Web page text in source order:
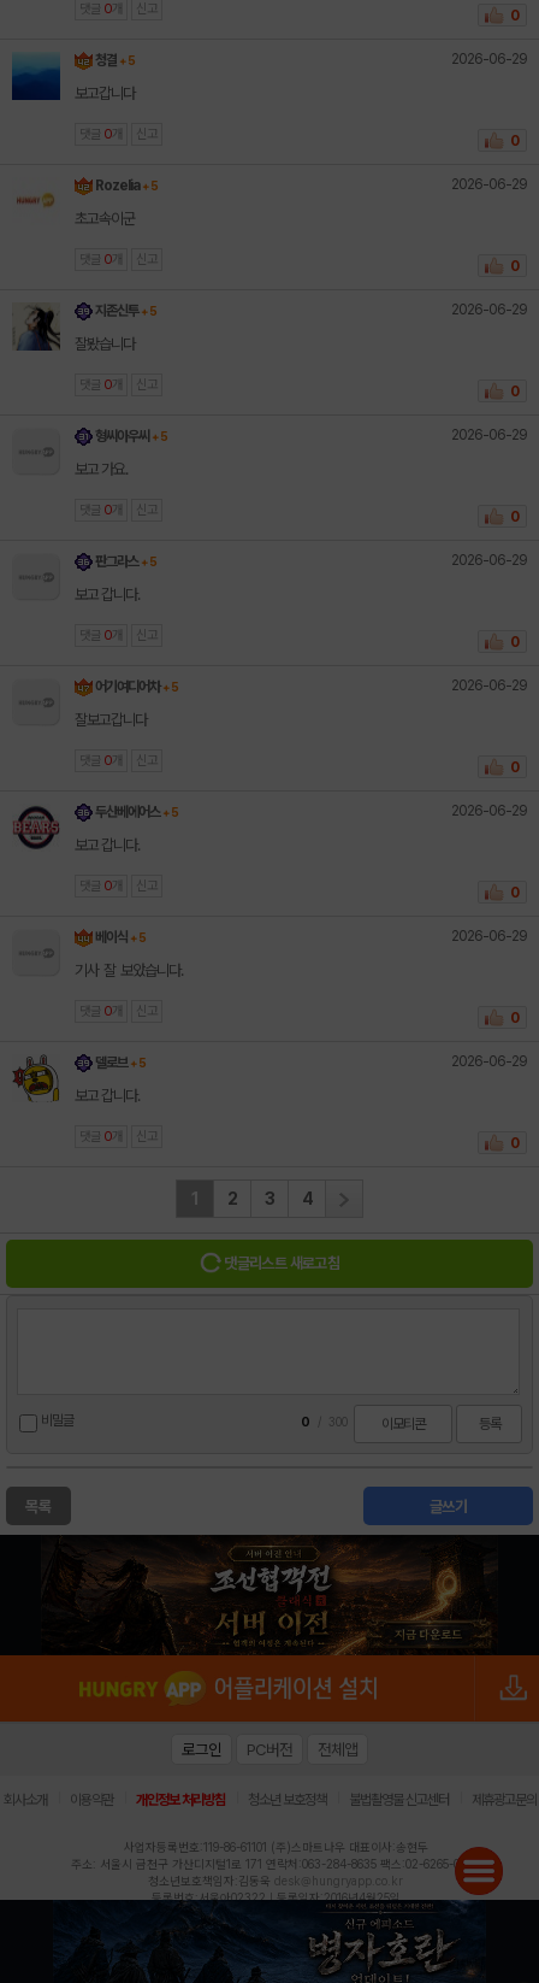
댓글 0 개 신고 0
청결 + 5 2026-06-29
보고갑니다
댓글 0 개 신고 0
Rozelia + 5 2026-06-29
초고속이군
댓글 0 개 신고 0
지존신투 + 5 2026-06-29
잘봤습니다
댓글 0 개 신고 0
형씨아우씨 + 5 2026-06-29
보고 가요.
댓글 0 개 신고 0
판그라스 + 5 2026-06-29
보고 갑니다.
댓글 0 개 신고 0
어기여디어차 + 5 2026-06-29
잘보고갑니다
댓글 0 개 신고 0
두산베에어스 + 5 2026-06-29
보고 갑니다.
댓글 0 개 신고 0
베이식 + 5 2026-06-29
기사 잘 보았습니다.
댓글 0 개 신고 0
델로브 + 5 2026-06-29
보고 갑니다.
댓글 0 개 신고 0
1 2 3 4
댓글리스트 새로고침
비밀글 0 300 이모티콘 등록
글쓰기
목록
로그인 PC버전 전체앱
회사소개 이용약관 개인정보 처리방침 청소년 보호정책 불법촬영물 신고센터 제휴광고문의
사업자등록번호:119-86-61101 (주)스마트나우 대표이사:송현두
주소: 서울시 금천구 가산디지털1로 171 연락처:063-284-8635 팩스:02-6265-0377
청소년보호책임자:김동욱 desk@hungryapp.co.kr
등록번호:서울아02322 | 등록일자:2016년4월25일
발행인:(주)스마트나우 송현두 | 편집인:김동욱
헝그리앱의 콘텐츠 및 기사는 저작권법의 보호를 받으므로, 무단 전재, 복사, 배포 등을 금합니다.
Copyright (c) HungryApp All Rights Reserved.